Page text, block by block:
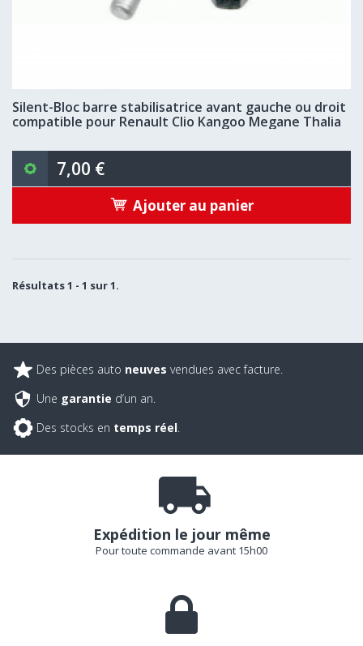
Silent-Bloc barre stabilisatrice avant gauche ou droit
compatible pour Renault Clio Kangoo Megane Thalia
7,00 €
Ajouter au panier
Résultats 1 - 1 sur 1.
Des pièces auto neuves vendues avec facture.
Une garantie d’un an.
Des stocks en temps réel.
Expédition le jour même
Pour toute commande avant 15h00